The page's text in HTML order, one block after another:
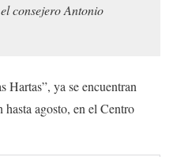
consejero Antonio
Hartas”, ya se encuentran
agosto, en el Centro